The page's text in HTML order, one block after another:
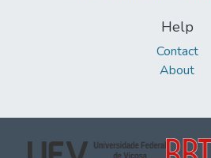
Help
Contact
About